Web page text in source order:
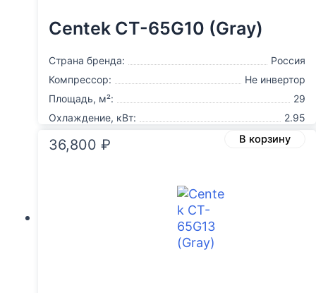
Centek CT-65G10 (Gray)
Страна бренда:
Россия
Компрессор:
Не инвертор
Площадь, м²:
29
Охлаждение, кВт:
2.95
36,800 ₽ В корзину